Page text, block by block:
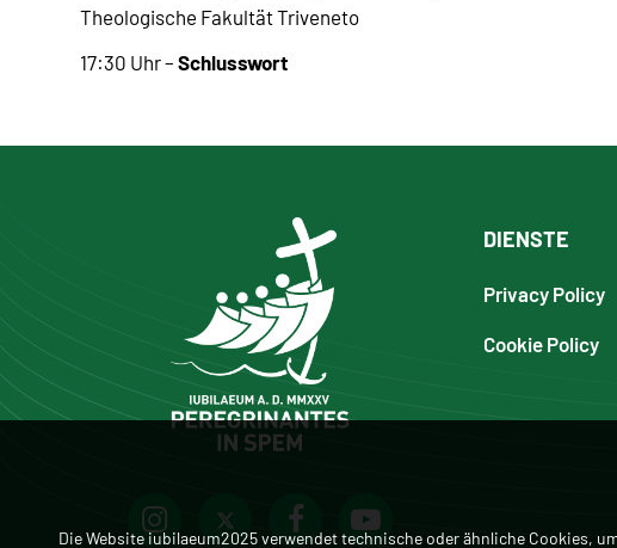
Theologische Fakultät Triveneto
17:30 Uhr –Schlusswort
DIENSTE
Privacy Policy
Cookie Policy
Die Website iubilaeum2025 verwendet technische oder ähnliche Cookies,